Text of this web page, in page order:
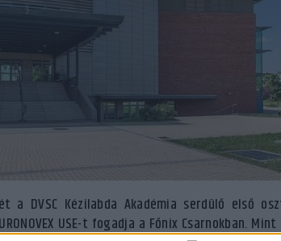
a DVSC Kézilabda Akadémia serdülő első
USE-t fogadja a Főnix Csarnokban.